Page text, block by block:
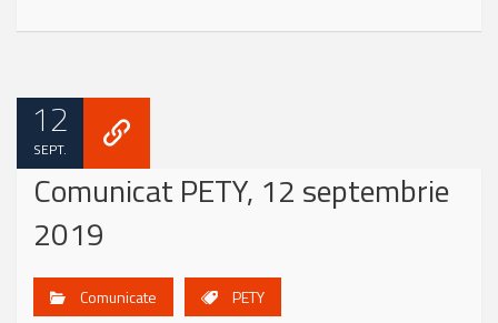
12
SEPT.
Comunicat PETY, 12 septembrie
2019
Comunicate PETY